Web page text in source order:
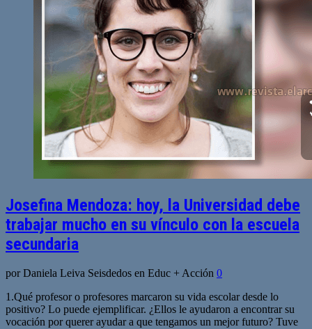
Josefina Mendoza: hoy, la Universidad debe
trabajar mucho en su vínculo con la escuela
secundaria
por Daniela Leiva Seisdedos en Educ + Acción 0
1.Qué profesor o profesores marcaron su vida escolar desde lo
positivo? Lo puede ejemplificar. ¿Ellos le ayudaron a encontrar su
vocación por querer ayudar a que tengamos un mejor futuro? Tuve